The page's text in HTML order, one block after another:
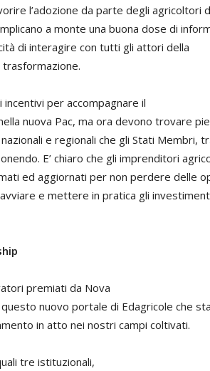
l’adozione da parte degli agricoltori
a monte una buona dose di
di interagire con tutti gli attori della
trasformazione.
per accompagnare il
nuova Pac, ma ora devono trovare
e regionali che gli Stati Membri,
E’ chiaro che gli imprenditori
ed aggiornati per non perdere delle
e mettere in pratica gli
premiati da Nova
nuovo portale di Edagricole che
in atto nei nostri campi coltivati.
tre istituzionali,